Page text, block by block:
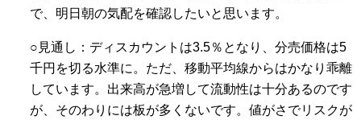
で、明日朝の気配を確認したいと思います。
○見通し：ディスカウントは3.5％となり、分売価格は5
千円を切る水準に。ただ、移動平均線からはかなり乖離
しています。出来高が急増して流動性は十分あるのです
が、そのわりには板が多くないです。値がさでリスクが